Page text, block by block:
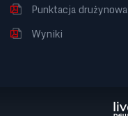
Punktacja drużynowa
Wyniki